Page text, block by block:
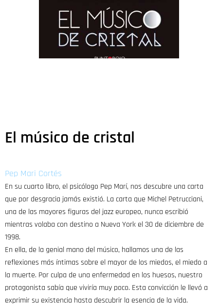
El músico de cristal
Pep Mari Cortés
En su cuarto libro, el psicólogo Pep Marí, nos descubre una carta
que por desgracia jamás existió. La carta que Michel Petrucciani,
una de las mayores figuras del jazz europeo, nunca escribió
mientras volaba con destino a Nueva York el 30 de diciembre de
1998.
En ella, de la genial mano del músico, hallamos una de las
reflexiones más íntimas sobre el mayor de los miedos, el miedo a
la muerte. Por culpa de una enfermedad en los huesos, nuestro
protagonista sabía que viviría muy poco. Esta convicción le llevó a
exprimir su existencia hasta descubrir la esencia de la vida.